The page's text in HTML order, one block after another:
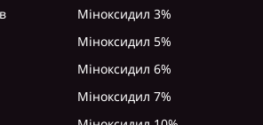
Міноксидил 3%
Міноксидил 5%
Міноксидил 6%
Міноксидил 7%